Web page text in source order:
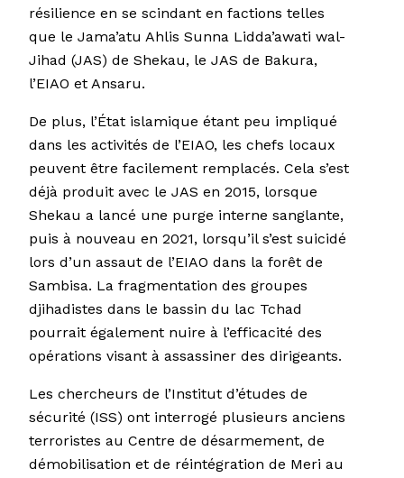
résilience en se scindant en factions telles
que le Jama’atu Ahlis Sunna Lidda’awati wal-
Jihad (JAS) de Shekau, le JAS de Bakura,
l’EIAO et Ansaru.
De plus, l’État islamique étant peu impliqué
dans les activités de l’EIAO, les chefs locaux
peuvent être facilement remplacés. Cela s’est
déjà produit avec le JAS en 2015, lorsque
Shekau a lancé une purge interne sanglante,
puis à nouveau en 2021, lorsqu’il s’est suicidé
lors d’un assaut de l’EIAO dans la forêt de
Sambisa. La fragmentation des groupes
djihadistes dans le bassin du lac Tchad
pourrait également nuire à l’efficacité des
opérations visant à assassiner des dirigeants.
Les chercheurs de l’Institut d’études de
sécurité (ISS) ont interrogé plusieurs anciens
terroristes au Centre de désarmement, de
démobilisation et de réintégration de Meri au